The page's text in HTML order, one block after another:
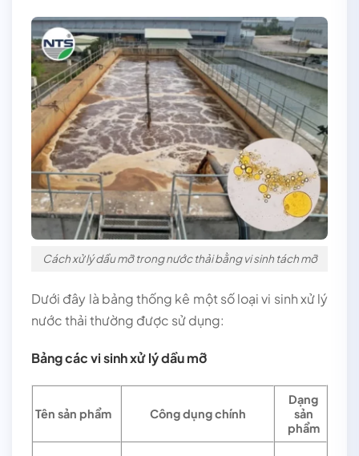
Cách xử lý dầu mỡ trong nước thải bằng vi sinh tách mỡ
Dưới đây là bảng thống kê một số loại vi sinh xử lý
nước thải thường được sử dụng:
Bảng các vi sinh xử lý dầu mỡ
Tên sản phẩm Công dụng chính
Dạng
sản
phẩm